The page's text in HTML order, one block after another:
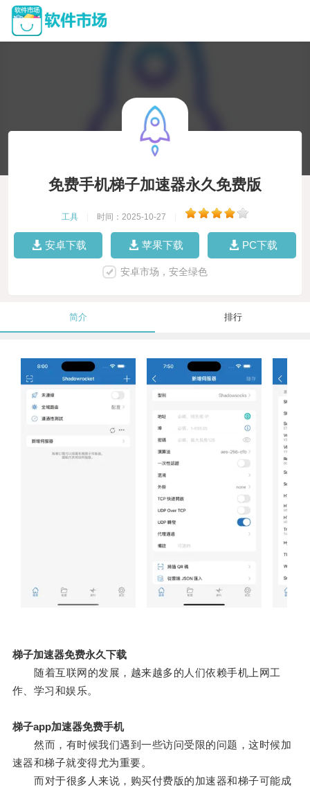
免费手机梯子加速器永久免费版
工具 时间：2025-10-27
安卓下载 苹果下载 PC下载
安卓市场，安全绿色
简介 排行
梯子加速器免费永久下载
随着互联网的发展，越来越多的人们依赖手机上网工
作、学习和娱乐。
梯子app加速器免费手机
然而，有时候我们遇到一些访问受限的问题，这时候加
速器和梯子就变得尤为重要。
而对于很多人来说，购买付费版的加速器和梯子可能成